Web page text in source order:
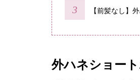
【前髪なし】
外ハネショー